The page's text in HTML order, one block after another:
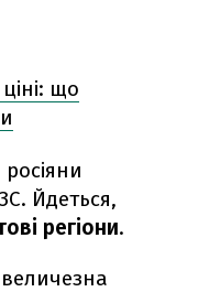
що
Йдеться,
регіони.